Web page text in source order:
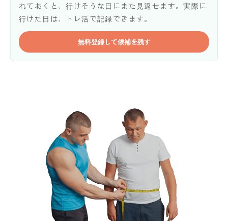
れておくと、行けそうな日にまた見返せます。実際に
行けた日は、トレ活で記録できます。
無料登録して候補を残す